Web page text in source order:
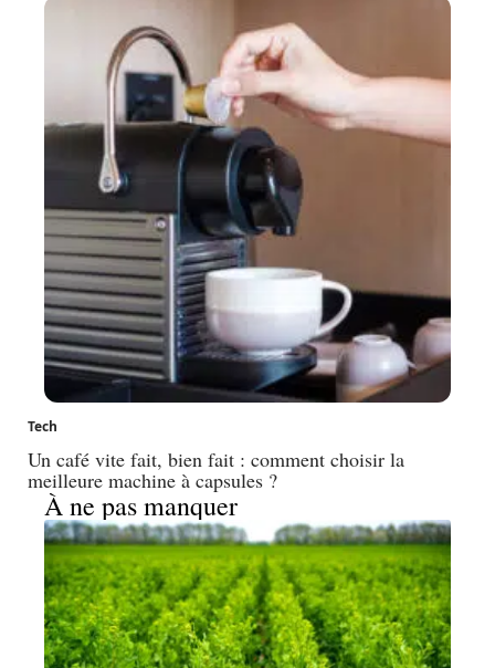
Tech
Un café vite fait, bien fait : comment choisir la
meilleure machine à capsules ?
À ne pas manquer